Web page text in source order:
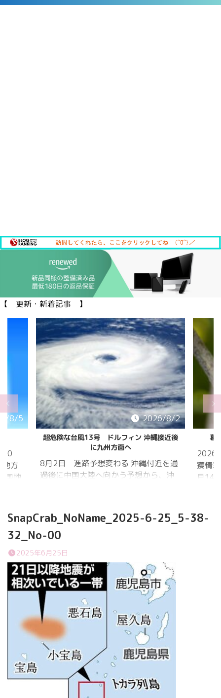
【 更新・新着記事 】
8/5
20
方
国地
2026/8/2
超危険な台風13号 ドルフィン 沖縄接近後
に九州方面へ
8月2日 進路予想変わる 沖縄付近を通
過後に中国大陸へ向かう予想から、沖
ヨーロッパ中
期予報センター 気象庁 8月31日
近海で猛烈な勢力へ 台風13号は、今
後、海面水温が29度以上の海域を西進
する見込みで、猛烈な勢力になる見込
み。
葛
2026
獲情
月14
か、
はか
SnapCrab_NoName_2025-6-25_5-38-
32_No-00
2025年6月25日